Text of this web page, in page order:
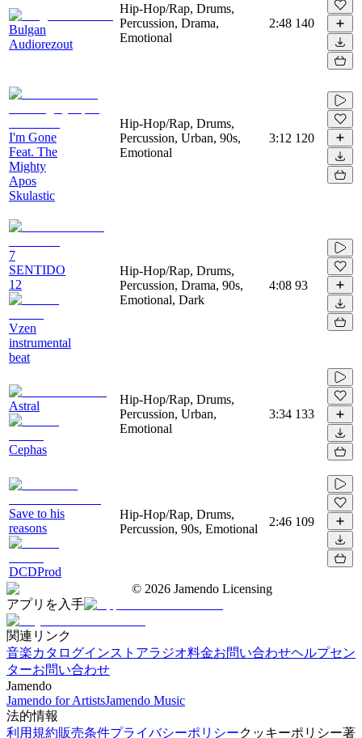
Bulgan
Audiorezout
Hip-Hop/Rap, Drums,
Percussion, Drama,
Emotional
2:48 140
I'm Gone
Feat. The
Mighty
Apos
Skulastic
Hip-Hop/Rap, Drums,
Percussion, Urban, 90s,
Emotional
3:12 120
7
SENTIDO
12
Vzen
instrumental
beat
Hip-Hop/Rap, Drums,
Percussion, Drama, 90s,
Emotional, Dark
4:08 93
Astral
Cephas
Hip-Hop/Rap, Drums,
Percussion, Urban,
Emotional
3:34 133
Save to his
reasons
DCDProd
Hip-Hop/Rap, Drums,
Percussion, 90s, Emotional
2:46 109
© 2026 Jamendo Licensing
アプリを入手
関連リンク
音楽カタログインストアラジオ料金お問い合わせヘルプセン
ターお問い合わせ
Jamendo
Jamendo for ArtistsJamendo Music
法的情報
利用規約販売条件プライバシーポリシークッキーポリシー著